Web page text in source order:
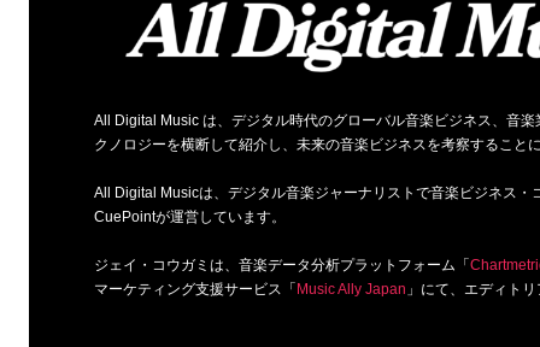
All Digital Music は、デジタル時代のグローバル音楽ビジネス、音
クノロジーを横断して紹介し、未来の音楽ビジネスを考察すること
All Digital Musicは、デジタル音楽ジャーナリストで音楽ビジネス・
CuePointが運営しています。
ジェイ・コウガミは、音楽データ分析プラットフォーム「
マーケティング支援サービス「Music Ally Japan 」にて、エディト